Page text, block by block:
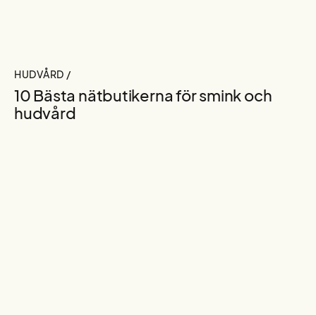
HUDVÅRD /
10 Bästa nätbutikerna för smink och
hudvård